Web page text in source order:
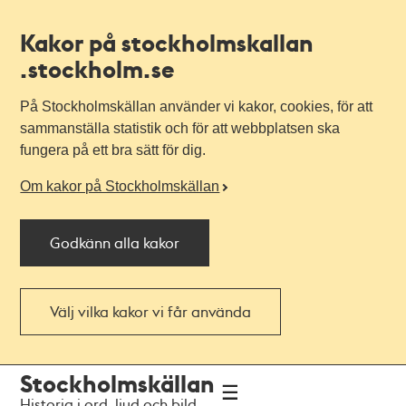
Kakor på stockholmskallan
.stockholm.se
På Stockholmskällan använder vi kakor, cookies, för att
sammanställa statistik och för att webbplatsen ska
fungera på ett bra sätt för dig.
Om kakor på Stockholmskällan
Godkänn alla kakor
Välj vilka kakor vi får använda
navigationen
huvudinnehållet
Stockholmskällan